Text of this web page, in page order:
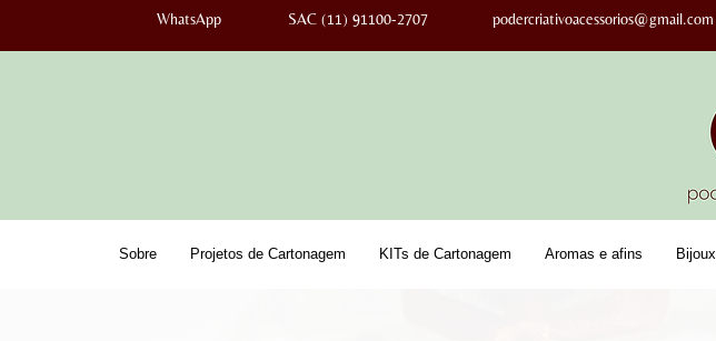
WhatsApp podercriativoacessorios@gmail.com
SAC (11) 91100-2707
Sobre Projetos de Cartonagem KITs de Cartonagem Aromas e afins Bijoux